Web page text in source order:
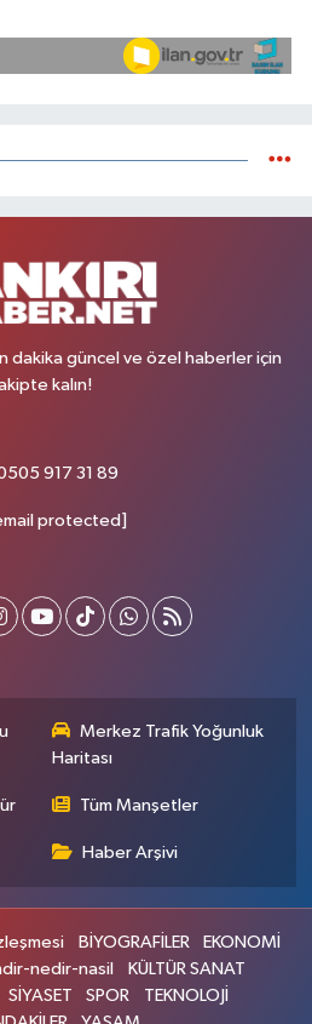
dakika güncel ve özel haberler için
kalın!
917 31 89
protected]
Merkez Trafik Yoğunluk
Haritası
Tüm Manşetler
Haber Arşivi
BİYOGRAFİLER
EKONOMİ
nedir-nasil
KÜLTÜR SANAT
SİYASET SPOR
TEKNOLOJİ